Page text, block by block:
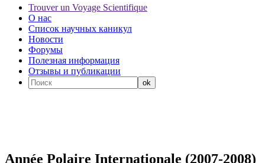
Trouver un Voyage Scientifique
О нас
Список научных каникул
Новости
Форумы
Полезная информация
Отзывы и публикации
Année Polaire Internationale (2007-2008)